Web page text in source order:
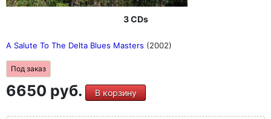
3 CDs
A Salute To The Delta Blues Masters (2002)
Под заказ
6650 руб. В корзину